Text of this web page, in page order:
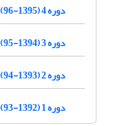
دوره 4 (1395-96)
دوره 3 (1394-95)
دوره 2 (1393-94)
دوره 1 (1392-93)